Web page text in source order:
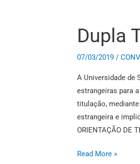
Dupla
07/03/2019/
A Universidade de
estrangeiras para
titulação,
estrangeira e
ORIENTAÇÃO DE
Dupla
Titulação
Read More »